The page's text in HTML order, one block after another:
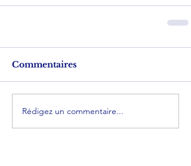
Commentaires
Rédigez un commentaire...